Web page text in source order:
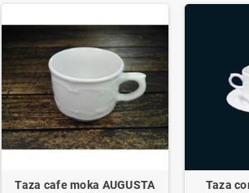
Taza cafe moka AUGUSTA
Taza